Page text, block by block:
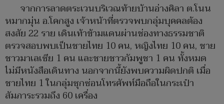
จากการลาดตระเวนบริเวณท้ายบ้านอ่างศิลา ต.โนน
หมากมุ่น อ.โคกสูง เจ้าหน้าที่ตรวจพบกลุ่มบุคคลต้อง
สงสัย 22 ราย เดินเท้าข้ามแดนผ่านช่องทางธรรมชาติ
ตรวจสอบพบเป็นชายไทย 10 คน, หญิงไทย 10 คน, ชาย
ชาวมาเลเซีย 1 คน และชายชาวกัมพูชา 1 คน ทั้งหมด
ไม่มีหนังสือเดินทาง นอกจากนี้ยังพบความผิดปกติ เมื่อ
ชายไทย 1 ในกลุ่มซุกซ่อนโทรศัพท์มือถือในกระเป๋า
สัมภาระรวมถึง 60 เครื่อง